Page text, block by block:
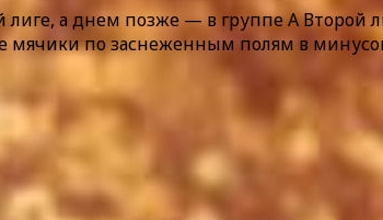
лиге, а днем позже — в группе А Второй
мячики по заснеженным полям в